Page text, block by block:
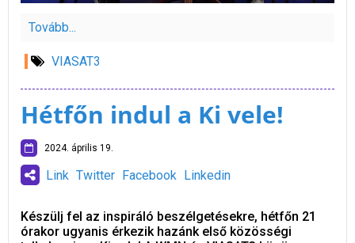
Tovább...
VIASAT3
Hétfőn indul a Ki vele!
2024. április 19.
Link Twitter Facebook Linkedin
Készülj fel az inspiráló beszélgetésekre, hétfőn 21
órakor ugyanis érkezik hazánk első közösségi